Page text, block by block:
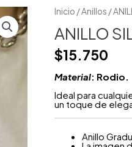
Inicio /Anillos /
ANILLO
$15.750
Material: Rodio.
Ideal para
un toque de
Anillo
ANILLO
SILVER
CHAIN
MAXI
cantidad